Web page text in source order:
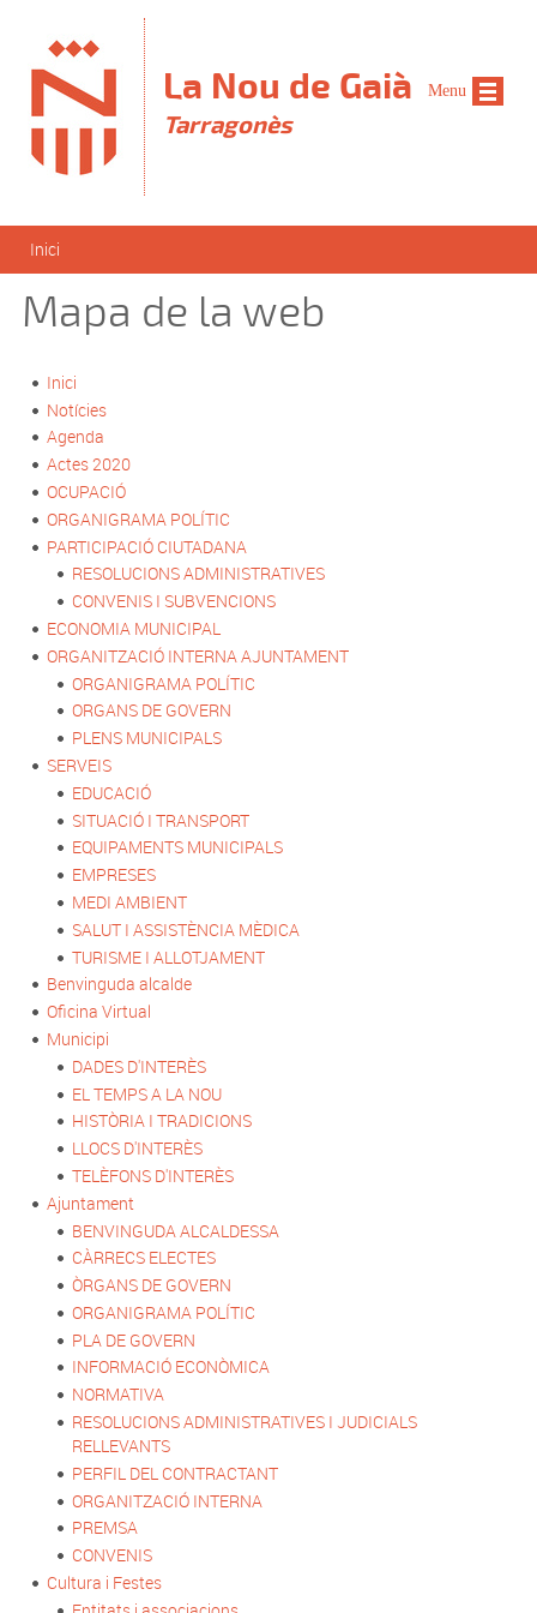
La Nou de Gaià
Tarragonès
Esteu aquí
Inici
Mapa de la web
Inici
Notícies
Agenda
Actes 2020
OCUPACIÓ
ORGANIGRAMA POLÍTIC
PARTICIPACIÓ CIUTADANA
RESOLUCIONS ADMINISTRATIVES
CONVENIS I SUBVENCIONS
ECONOMIA MUNICIPAL
ORGANITZACIÓ INTERNA AJUNTAMENT
ORGANIGRAMA POLÍTIC
ORGANS DE GOVERN
PLENS MUNICIPALS
SERVEIS
EDUCACIÓ
SITUACIÓ I TRANSPORT
EQUIPAMENTS MUNICIPALS
EMPRESES
MEDI AMBIENT
SALUT I ASSISTÈNCIA MÈDICA
TURISME I ALLOTJAMENT
Benvinguda alcalde
Oficina Virtual
Municipi
DADES D'INTERÈS
EL TEMPS A LA NOU
HISTÒRIA I TRADICIONS
LLOCS D'INTERÈS
TELÈFONS D'INTERÈS
Ajuntament
BENVINGUDA ALCALDESSA
CÀRRECS ELECTES
ÒRGANS DE GOVERN
ORGANIGRAMA POLÍTIC
PLA DE GOVERN
INFORMACIÓ ECONÒMICA
NORMATIVA
RESOLUCIONS ADMINISTRATIVES I JUDICIALS
RELLEVANTS
PERFIL DEL CONTRACTANT
ORGANITZACIÓ INTERNA
PREMSA
CONVENIS
Cultura i Festes
Menu